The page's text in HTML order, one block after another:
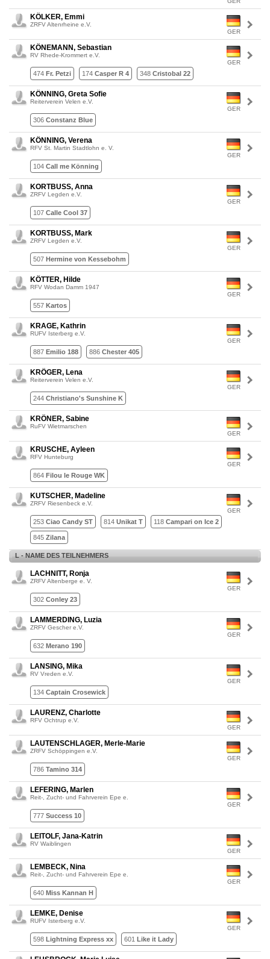
GER
KÖLKER, Emmi
ZRFV Altenrheine e.V.
GER
KÖNEMANN, Sebastian
RV Rhede-Krommert e.V.
474 Fr. Petzi 174 Casper R 4 348 Cristobal 22
GER
KÖNNING, Greta Sofie
Reiterverein Velen e.V.
306 Constanz Blue
GER
KÖNNING, Verena
RFV St. Martin Stadtlohn e. V.
104 Call me Könning
GER
KORTBUSS, Anna
ZRFV Legden e.V.
107 Calle Cool 37
GER
KORTBUSS, Mark
ZRFV Legden e.V.
507 Hermine von Kessebohm
GER
KÖTTER, Hilde
RFV Wodan Damm 1947
557 Kartos
GER
KRAGE, Kathrin
RUFV Isterberg e.V.
887 Emilio 188 886 Chester 405
GER
KRÖGER, Lena
Reiterverein Velen e.V.
244 Christiano's Sunshine K
GER
KRÖNER, Sabine
RuFV Wietmarschen
GER
KRUSCHE, Ayleen
RFV Hunteburg
864 Filou le Rouge WK
GER
KUTSCHER, Madeline
ZRFV Riesenbeck e.V.
253 Ciao Candy ST 814 Unikat T 118 Campari on Ice 2
845 Zilana
L - NAME DES TEILNEHMERS
GER
LACHNITT, Ronja
ZRFV Altenberge e. V.
302 Conley 23
GER
LAMMERDING, Luzia
ZRFV Gescher e.V.
632 Merano 190
GER
LANSING, Mika
RV Vreden e.V.
134 Captain Crosewick
GER
LAURENZ, Charlotte
RFV Ochtrup e.V.
GER
LAUTENSCHLAGER, Merle-Marie
ZRFV Schöppingen e.V.
786 Tamino 314
GER
LEFERING, Marlen
Reit-, Zucht- und Fahrverein Epe e.
777 Success 10
GER
LEITOLF, Jana-Katrin
RV Waiblingen
GER
LEMBECK, Nina
Reit-, Zucht- und Fahrverein Epe e.
640 Miss Kannan H
GER
LEMKE, Denise
RUFV Isterberg e.V.
598 Lightning Express xx 601 Like it Lady